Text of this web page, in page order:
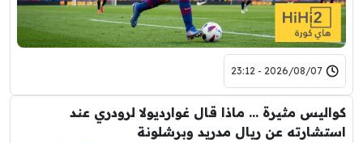
2026/08/07 - 23:12
كواليس مثيرة … ماذا قال غوارديولا لرودري عند
استشارته عن ريال مدريد وبرشلونة